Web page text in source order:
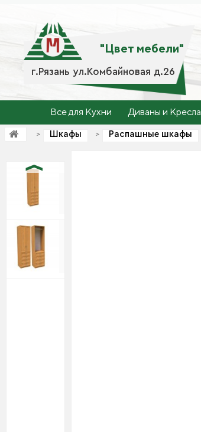
г.Рязань ул.Комбайновая д.26
"Цвет мебели"
Все для Кухни Диваны и Кресла
> Шкафы > Распашные шкафы